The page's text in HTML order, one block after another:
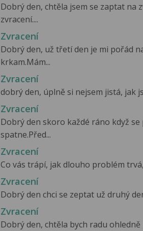
Dobrý den, chtěla jsem se zaptat na
zvracení....
Zvracení
Dobrý den, už třetí den je mi pořád
krkam.Mám...
Zvracení
dobrý den, úplně si nejsem jistá, jak
Zvracení
Dobrý den skoro každé ráno když
spatne.Před...
Zvracení
Co vás trápí, jak dlouho problém
Zvracení
Dobrý den chci se zeptat už druhý
Zvracení
Dobrý den, chtěla bych radu